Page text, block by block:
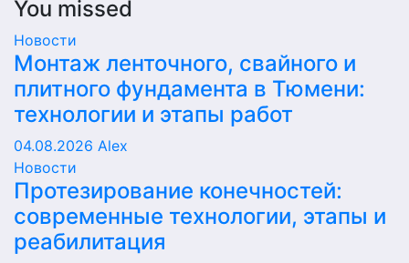
You missed
Новости
Монтаж ленточного, свайного и
плитного фундамента в Тюмени:
технологии и этапы работ
04.08.2026 Alex
Новости
Протезирование конечностей:
современные технологии, этапы и
реабилитация